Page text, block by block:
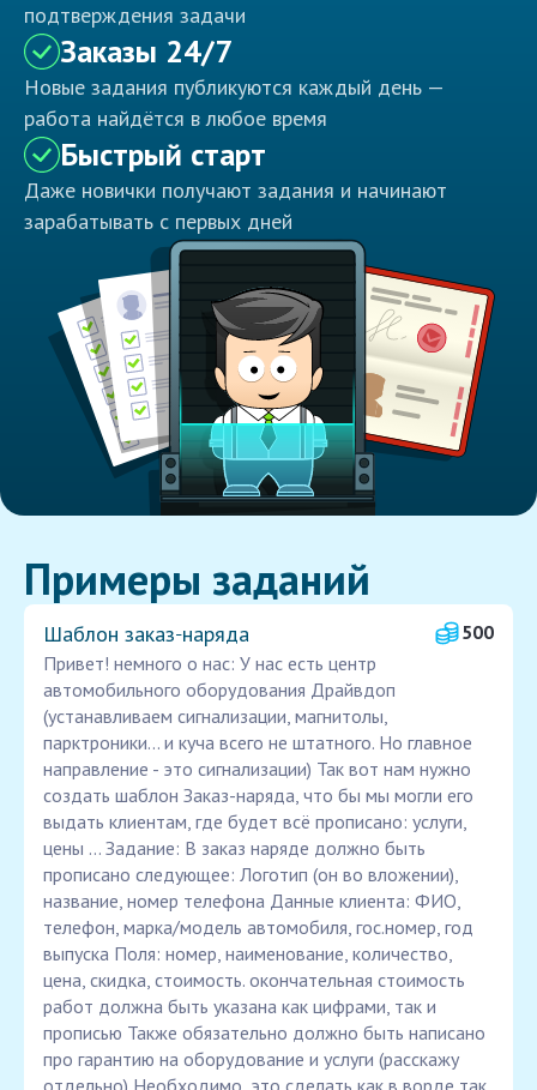
подтверждения задачи
Заказы 24/7
Новые задания публикуются каждый день —
работа найдётся в любое время
Быстрый старт
Даже новички получают задания и начинают
зарабатывать с первых дней
Примеры заданий
Шаблон заказ‑наряда
500
Привет! немного о нас: У нас есть центр
автомобильного оборудования Драйвдоп
(устанавливаем сигнализации, магнитолы,
парктроники... и куча всего не штатного. Но главное
направление - это сигнализации) Так вот нам нужно
создать шаблон Заказ-наряда, что бы мы могли его
выдать клиентам, где будет всё прописано: услуги,
цены ... Задание: В заказ наряде должно быть
прописано следующее: Логотип (он во вложении),
название, номер телефона Данные клиента: ФИО,
телефон, марка/модель автомобиля, гос.номер, год
выпуска Поля: номер, наименование, количество,
цена, скидка, стоимость. окончательная стоимость
работ должна быть указана как цифрами, так и
прописью Также обязательно должно быть написано
про гарантию на оборудование и услуги (расскажу